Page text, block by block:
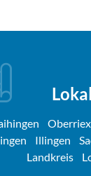
Illingen
Landkreis